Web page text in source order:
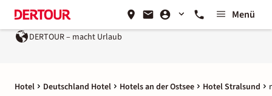
Menü
DERTOUR – macht Urlaub
Hotel Deutschland Hotel Hotels an der Ostsee Hotel Stralsund